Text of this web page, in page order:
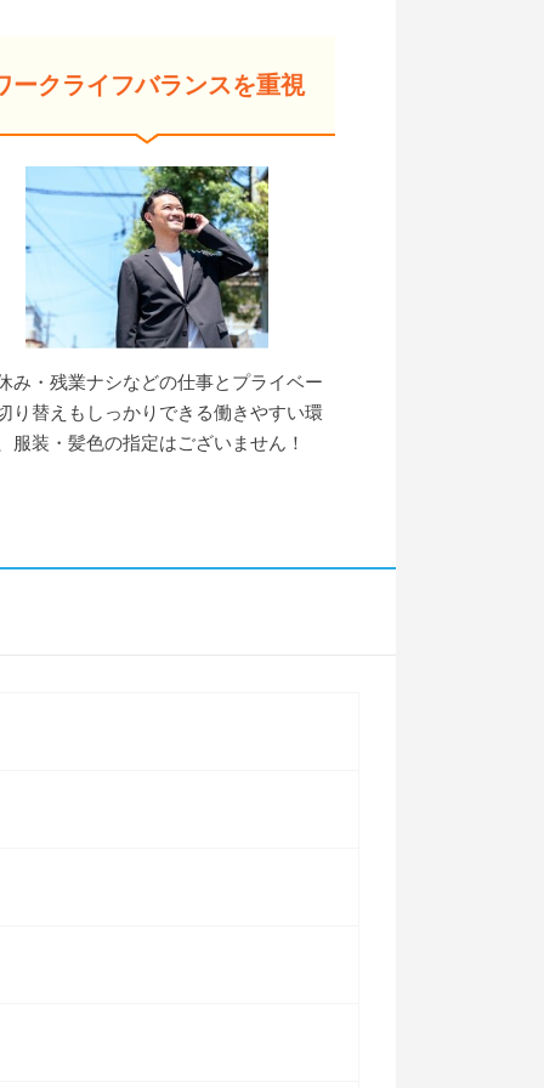
ークライフバランスを重視
み・残業ナシなどの仕事とプライベー
り替えもしっかりできる働きやすい環
服装・髪色の指定はございません！